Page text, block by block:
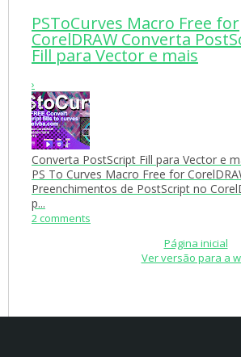
PSToCurves Macro Free for
CorelDRAW Converta
Fill para Vector e mais
›
Converta PostScript Fill para Vector e
PS To Curves Macro Free for
Preenchimentos de PostScript no
p...
2 comments
Página inicial
Ver versão para a